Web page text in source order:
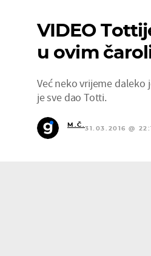
VIDEO
u ovim
Već neko vrijeme
je sve dao Totti.
M.Č.
31.03.2016 @